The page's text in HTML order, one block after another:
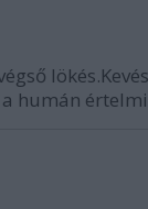
a humán